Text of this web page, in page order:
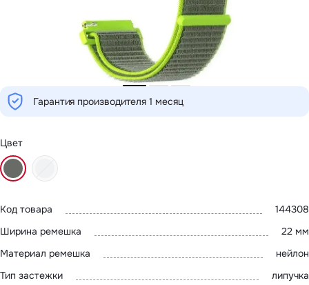
Мультимедиа
Наушники
Мониторы
Аксессуары
Чехлы
Сетевое оборудование
Поисковые трекеры
Роутеры
Гарантия производителя 1 месяц
Цвет
Код товара
144308
Ширина ремешка
22 мм
Материал ремешка
нейлон
Тип застежки
липучка